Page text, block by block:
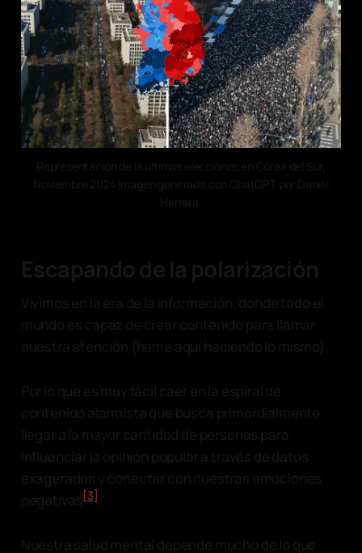
Representación de la últimas elecciones en Corea del Sur,
Noviembre 2024 Imagen generada con ChatGPT por Daniel
Herrera.
Escapando de la polarización
Vivimos en la era de la información, donde todo el
mundo es capaz de crear contenido para llamar
nuestra atención (heme aquí haciendo lo mismo).
Por lo que es muy fácil caer en la espiral de
contenido alarmista que busca primordialmente
llegar a la mayor cantidad de personas para
influenciar la opinión popular a través de datos
exagerados y conectar con nuestras emociones
negativas[3].
Nuestra salud mental depende mucho de lo que